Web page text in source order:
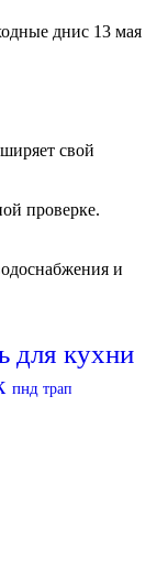
днис 13 мая
свой
проверке.
и
для кухни
пнд трап